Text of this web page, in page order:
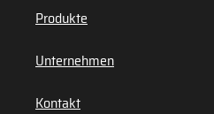
Produkte
Unternehmen
Kontakt